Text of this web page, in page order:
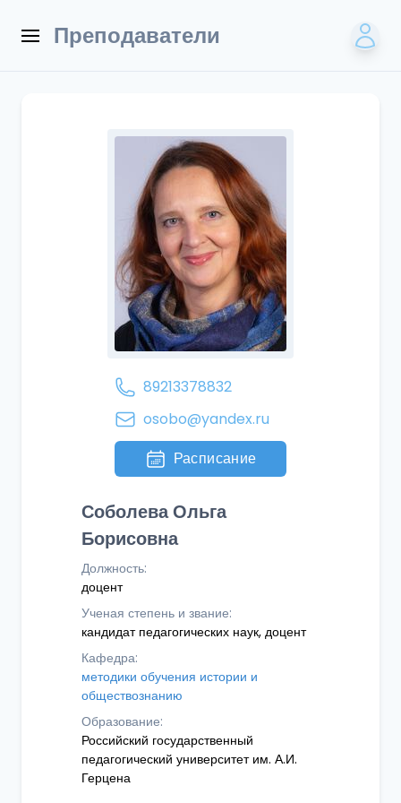
Преподаватели
89213378832
osobo@yandex.ru
Расписание
Соболева Ольга
Борисовна
Должность:
доцент
Ученая степень и звание:
кандидат педагогических наук, доцент
Кафедра:
методики обучения истории и
обществознанию
Образование:
Российский государственный
педагогический университет им. А.И.
Герцена